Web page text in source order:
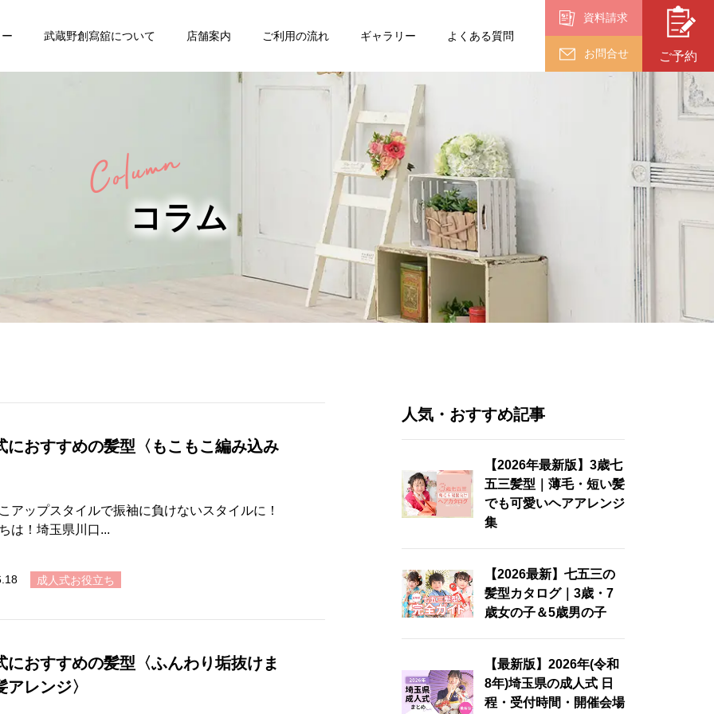
入園・入学・
卒業
家族写真・
記念写真
証明写真 終活フォト
武蔵野創寫舘について 店舗案内 ご利用の流れ ギャラリー よくある質問
資料請求
お問合せ ご予約
コラム
におすすめの髪型〈もこもこ編み込み
アップスタイルで振袖に負けないスタイルに！
は！埼玉県川口...
成人式お役立ち
におすすめの髪型〈ふんわり垢抜けま
アレンジ〉
人気・おすすめ記事
【2026年最新版】3歳七
五三髪型｜薄毛・短い髪
でも可愛いヘアアレンジ
集
【2026最新】七五三の
髪型カタログ｜3歳・7
歳女の子＆5歳男の子
【最新版】2026年(令和
8年)埼玉県の成人式 日
程・受付時間・開催会場